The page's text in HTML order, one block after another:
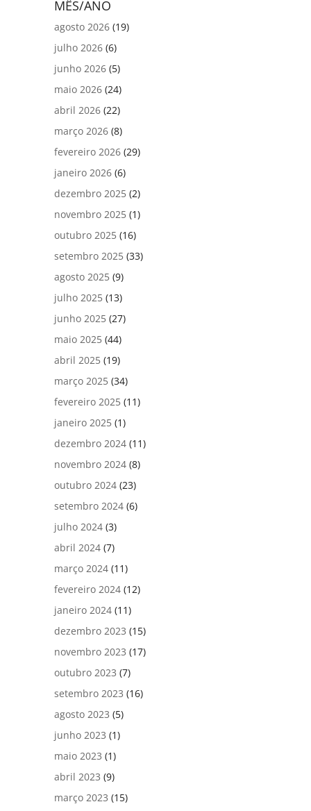
MÊS/ANO
agosto 2026 (19)
julho 2026 (6)
junho 2026 (5)
maio 2026 (24)
abril 2026 (22)
março 2026 (8)
fevereiro 2026 (29)
janeiro 2026 (6)
dezembro 2025 (2)
novembro 2025 (1)
outubro 2025 (16)
setembro 2025 (33)
agosto 2025 (9)
julho 2025 (13)
junho 2025 (27)
maio 2025 (44)
abril 2025 (19)
março 2025 (34)
fevereiro 2025 (11)
janeiro 2025 (1)
dezembro 2024 (11)
novembro 2024 (8)
outubro 2024 (23)
setembro 2024 (6)
julho 2024 (3)
abril 2024 (7)
março 2024 (11)
fevereiro 2024 (12)
janeiro 2024 (11)
dezembro 2023 (15)
novembro 2023 (17)
outubro 2023 (7)
setembro 2023 (16)
agosto 2023 (5)
junho 2023 (1)
maio 2023 (1)
abril 2023 (9)
março 2023 (15)